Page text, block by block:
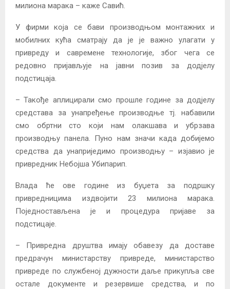
милиона марака – каже Савић.
У фирми која се бави производњом монтажних и
мобилних кућа сматрају да је је важно улагати у
привреду и савремене технологије, због чега се
редовно пријављује на јавни позив за додјелу
подстицаја.
– Такође аплицирали смо прошле године за додјелу
средстава за унапређење производње тј. набавили
смо обртни сто који нам олакшава и убрзава
производњу панела. Пуно нам значи када добијемо
средства да унаприједимо производњу – изјавио је
привредник Небојша Убипарип.
Влада ће ове године из буџета за подршку
привредницима издвојити 23 милиона марака.
Поједностављена је и процедура пријаве за
подстицаје.
– Привредна друштва имају обавезу да доставе
предрачун министарству привреде, министарство
привреде по службеној дужности даље прикупља све
остале документе и резервише средства, и по